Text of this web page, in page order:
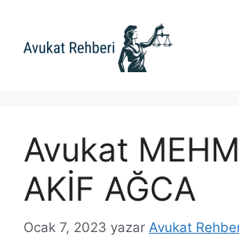
Avukat
AKİF AĞCA
Ocak 7, 2023 yazar Avukat